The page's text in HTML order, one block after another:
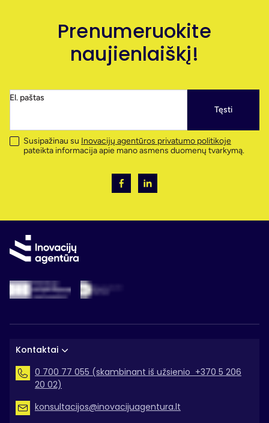
Prenumeruokite
naujienlaiškį!
El. paštas
Tęsti
Susipažinau su Inovacijų agentūros privatumo politikoje
pateikta informacija apie mano asmens duomenų tvarkymą.
Kontaktai
0 700 77 055 (skambinant iš užsienio +370 5 206
20 02)
konsultacijos@inovacijuagentura.lt